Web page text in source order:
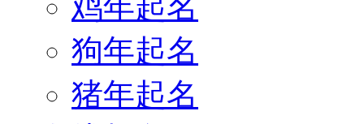
狗年起名
猪年起名